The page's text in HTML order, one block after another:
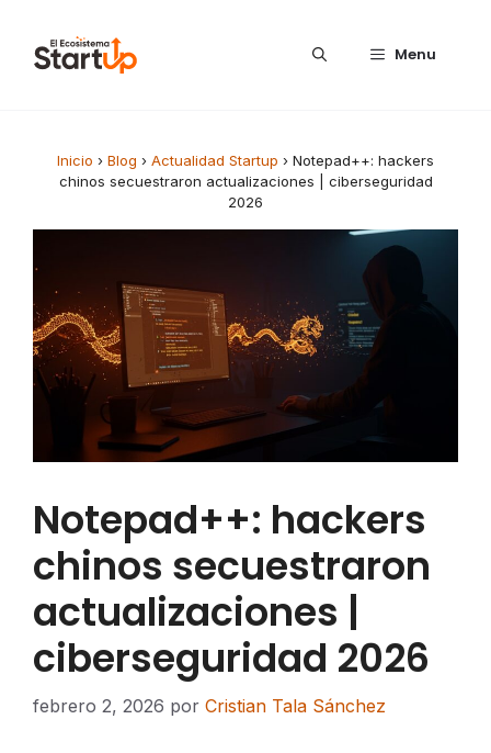
Menu
Inicio › Blog › Actualidad Startup › Notepad++: hackers
chinos secuestraron actualizaciones | ciberseguridad
2026
Notepad++: hackers
chinos secuestraron
actualizaciones |
ciberseguridad 2026
febrero 2, 2026 por Cristian Tala Sánchez